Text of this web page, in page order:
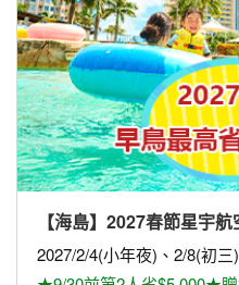
【海島】2027春節星宇
2027/2/4(小年夜)、2/8(初三)